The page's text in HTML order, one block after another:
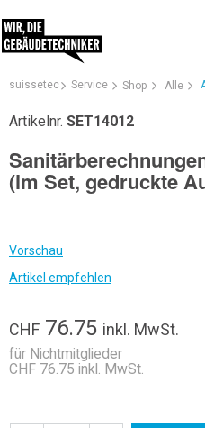
suissetec Service Shop Alle
Artikelnr. SET14012
(im Set, gedruckte
Vorschau
Artikel empfehlen
CHF 76.75 inkl. MwSt.
für Nichtmitglieder
CHF 76.75 inkl. MwSt.